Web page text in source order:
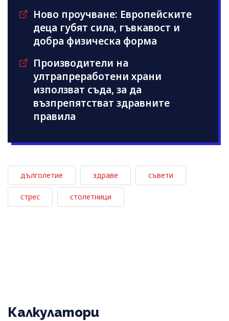
Ново проучване: Европейските
деца губят сила, гъвкавост и
добра физическа форма
Производители на
ултрапреработени храни
използват съдa, за да
възпрепятстват здравните
правила
дълголетие здраве съвети
стрес столетници
Калкулатори